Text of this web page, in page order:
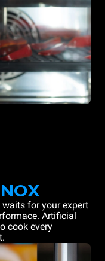
waits for your expert
Artificial
cook every